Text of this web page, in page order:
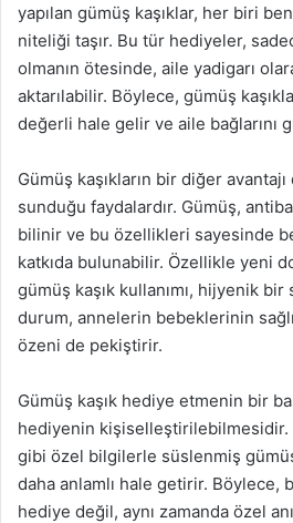
yapılan gümüş kaşıklar, her biri
niteliği taşır. Bu tür hediyeler,
olmanın ötesinde, aile yadigarı
aktarılabilir. Böylece, gümüş
değerli hale gelir ve aile bağlarını
Gümüş kaşıkların bir diğer avantajı
sunduğu faydalardır. Gümüş,
bilinir ve bu özellikleri sayesinde
katkıda bulunabilir. Özellikle yeni
gümüş kaşık kullanımı, hijyenik
durum, annelerin bebeklerinin
özeni de pekiştirir.
Gümüş kaşık hediye etmenin bir
hediyenin kişiselleştirilebilmesidir.
gibi özel bilgilerle süslenmiş
daha anlamlı hale getirir. Böylece,
hediye değil, aynı zamanda özel